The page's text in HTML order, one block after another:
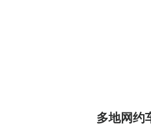
多地网约